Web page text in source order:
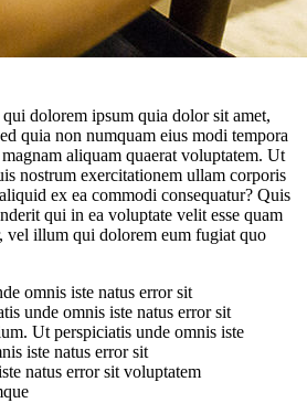
dolorem ipsum quia dolor sit amet,
quia non numquam eius modi tempora
aliquam quaerat voluptatem. Ut
nostrum exercitationem ullam corporis
ex ea commodi consequatur? Quis
qui in ea voluptate velit esse quam
vel illum qui dolorem eum fugiat quo
omnis iste natus error sit
unde omnis iste natus error sit
Ut perspiciatis unde omnis iste
iste natus error sit
natus error sit voluptatem